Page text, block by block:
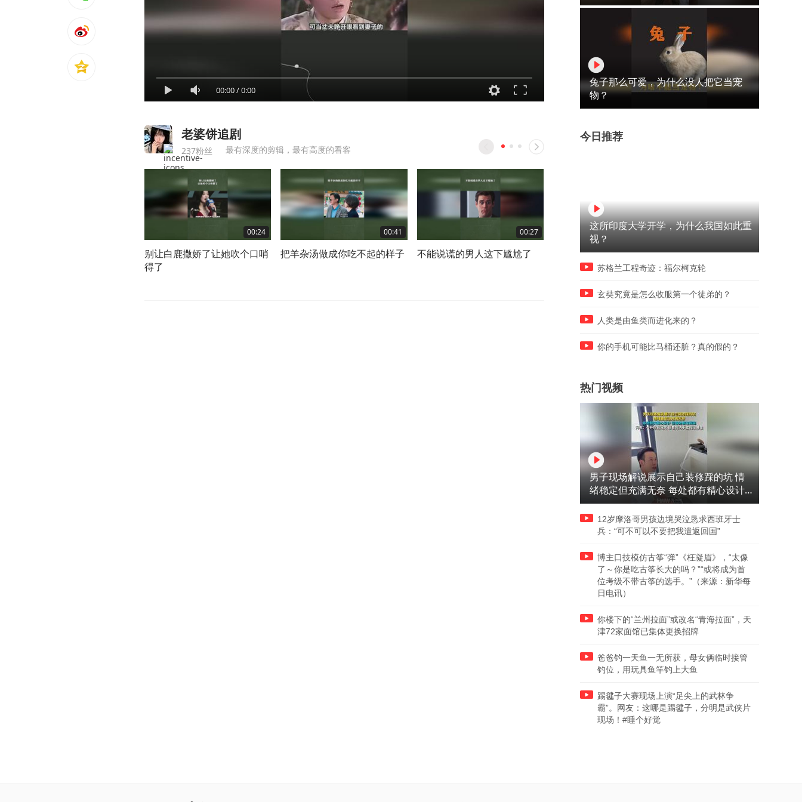
00:00/0:00
老婆饼追剧
237粉丝 最有深度的剪辑，最有高度的看客
00:24
别让白鹿撒娇了让她吹个口哨
得了
00:41
把羊杂汤做成你吃不起的样子
00:27
不能说谎的男人这下尴尬了
00:33
谁疼谁知道 谁说没头发就不可以洗头
兔子那么可爱，为什么没人把它当宠
物？
今日推荐
这所印度大学开学，为什么我国如此重
视？
苏格兰工程奇迹：福尔柯克轮
玄奘究竟是怎么收服第一个徒弟的？
人类是由鱼类而进化来的？
你的手机可能比马桶还脏？真的假的？
热门视频
男子现场解说展示自己装修踩的坑 情
绪稳定但充满无奈 每处都有精心设计
但每处都有瑕疵 网友：一开始我没笑
但看到洗手盆我没绷住
12岁摩洛哥男孩边境哭泣恳求西班牙士
兵：“可不可以不要把我遣返回国”
博主口技模仿古筝“弹”《枉凝眉》，“太像
了～你是吃古筝长大的吗？”“或将成为首
位考级不带古筝的选手。”（来源：新华每
日电讯）
你楼下的“兰州拉面”或改名“青海拉面”，天
津72家面馆已集体更换招牌
爸爸钓一天鱼一无所获，母女俩临时接管
钓位，用玩具鱼竿钓上大鱼
踢毽子大赛现场上演“足尖上的武林争
霸”。网友：这哪是踢毽子，分明是武侠片
现场！#睡个好觉